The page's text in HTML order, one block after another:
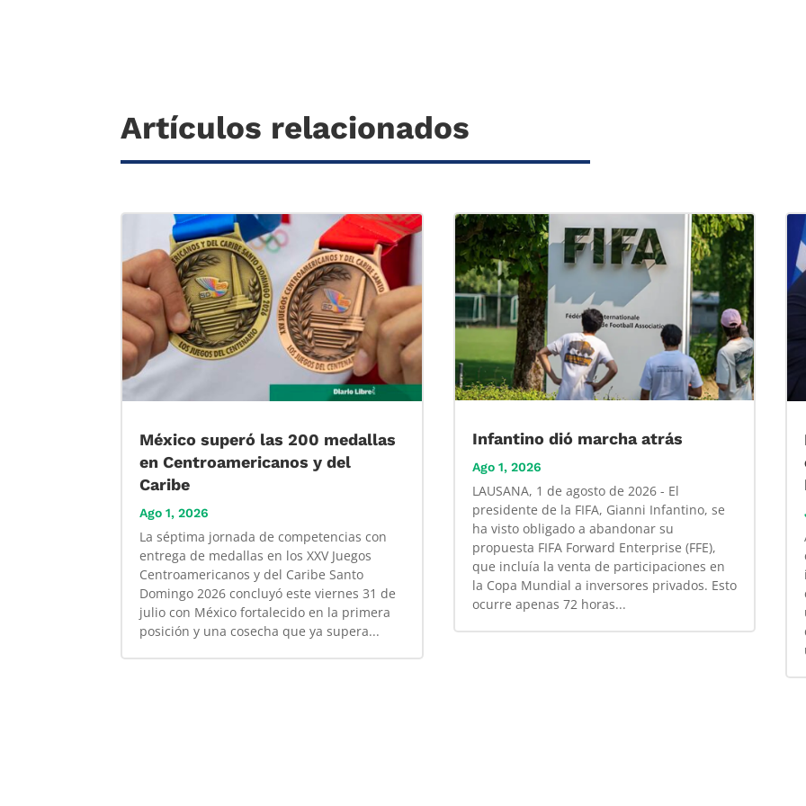
Artículos relacionados
México superó las 200 medallas
en Centroamericanos y del
Caribe
Ago 1, 2026
La séptima jornada de competencias con
entrega de medallas en los XXV Juegos
Centroamericanos y del Caribe Santo
Domingo 2026 concluyó este viernes 31 de
julio con México fortalecido en la primera
posición y una cosecha que ya supera...
Infantino dió marcha atrás
Ago 1, 2026
LAUSANA, 1 de agosto de 2026 - El
presidente de la FIFA, Gianni Infantino, se
ha visto obligado a abandonar su
propuesta FIFA Forward Enterprise (FFE),
que incluía la venta de participaciones en
la Copa Mundial a inversores privados. Esto
ocurre apenas 72 horas...